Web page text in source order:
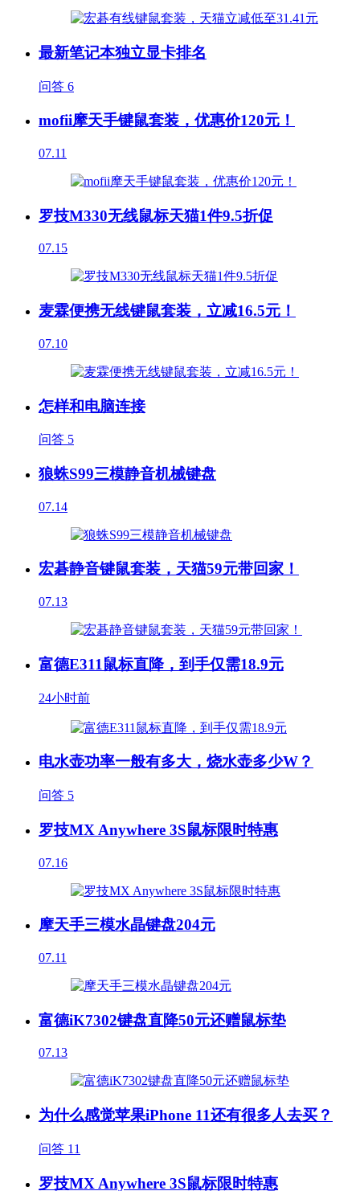
最新笔记本独立显卡排名
问答 6
mofii摩天手键鼠套装，优惠价120元！
07.11
罗技M330无线鼠标天猫1件9.5折促
07.15
麦霖便携无线键鼠套装，立减16.5元！
07.10
怎样和电脑连接
问答 5
狼蛛S99三模静音机械键盘
07.14
宏碁静音键鼠套装，天猫59元带回家！
07.13
富德E311鼠标直降，到手仅需18.9元
24小时前
电水壶功率一般有多大，烧水壶多少W？
问答 5
罗技MX Anywhere 3S鼠标限时特惠
07.16
摩天手三模水晶键盘204元
07.11
富德iK7302键盘直降50元还赠鼠标垫
07.13
为什么感觉苹果iPhone 11还有很多人去买？
问答 11
罗技MX Anywhere 3S鼠标限时特惠